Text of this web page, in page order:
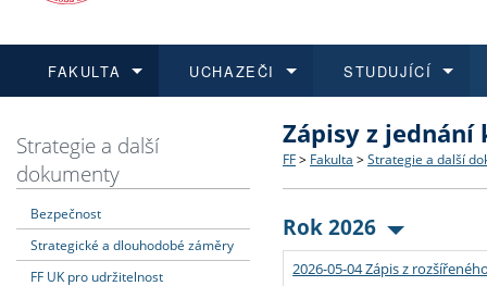
FAKULTA
Dozvědět se více
Struktura a historie
Strategie a další
Podpora a benefity pro
UCHAZEČI
Podat přihlášku
Co studovat a jak se
Učitelské studijní
Informace k průběhu
STUDUJÍCÍ
Dozvědět se více
Bakalářské a magisterské
Doktorské studium
Rigorózní řízení
Dozvědět se více
O vědě a výzkumu na FF
Akademické kvalifikace
Granty a projekty
Dozvědět se více
Aktuální nabídky a
Vyjíždějící studenti
Přijíždějící studenti
Strategie a další
dokumenty
Bezpečnost
Strategické a dlouhodobé záměry
FF UK pro udržitelnost
Zápisy z jednání
FF > Fakulta > Strategie a další
Rok 2026
2026-05-04 Zápis z